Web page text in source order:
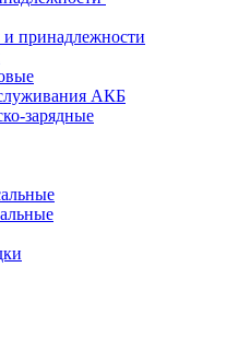
принадлежности
АКБ
зарядные